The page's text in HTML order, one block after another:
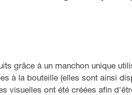
grâce à un manchon unique
à la bouteille (elles sont ainsi
visuelles ont été créées afin